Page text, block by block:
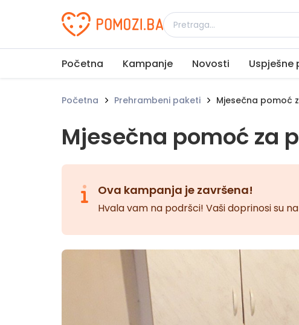
Udruženje Pomozi.ba
Početna Kampanje Novosti Uspješne
Početna Prehrambeni paketi Mjesečna pomoć
Mjesečna pomoć za
Ova kampanja je završena!
Hvala vam na podršci! Vaši doprinosi su